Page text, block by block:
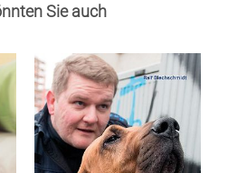
Sie auch